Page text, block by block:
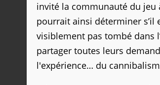
invité la communauté du jeu
pourrait ainsi déterminer s’il
visiblement pas tombé dans
partager toutes leurs
l'expérience… du